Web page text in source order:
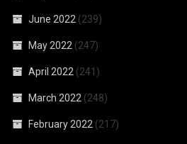
June 2022 (239)
May 2022 (247)
April 2022 (241)
March 2022 (248)
February 2022 (217)